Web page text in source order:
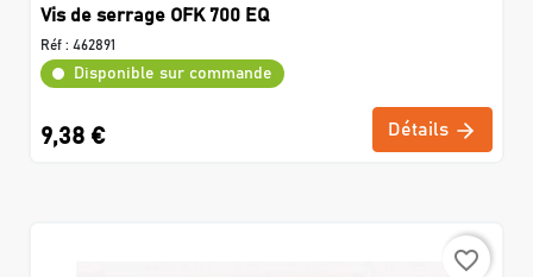
Vis de serrage OFK 700 EQ
Réf : 462891
Disponible sur commande
9,38 € Détails
favorite_border